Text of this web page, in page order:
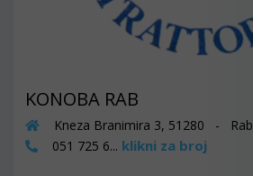
KONOBA RAB
Kneza Branimira 3, 51280 - Rab
051 725 6... klikni za broj